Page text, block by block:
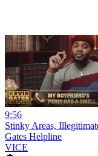
9:56
Stinky Areas,
Gates Helpline
VICE